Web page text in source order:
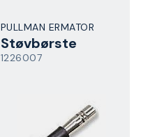
PULLMAN ERMATOR
Støvbørste
1226007